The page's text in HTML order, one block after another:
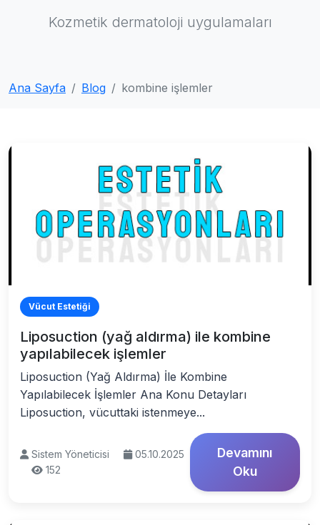
Kozmetik dermatoloji uygulamaları
Ana Sayfa Blog kombine işlemler
Vücut Estetiği
Liposuction (yağ aldırma) ile kombine
yapılabilecek işlemler
Liposuction (Yağ Aldırma) İle Kombine
Yapılabilecek İşlemler Ana Konu Detayları
Liposuction, vücuttaki istenmeye...
Sistem Yöneticisi
05.10.2025
152
Devamını
Oku